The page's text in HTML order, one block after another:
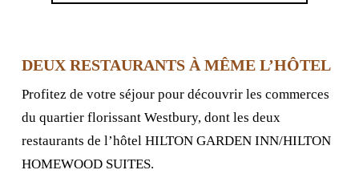
DEUX RESTAURANTS À MÊME L’HÔTEL
Profitez de votre séjour pour découvrir les commerces
du quartier florissant Westbury, dont les deux
restaurants de l’hôtel HILTON GARDEN INN/HILTON
HOMEWOOD SUITES.